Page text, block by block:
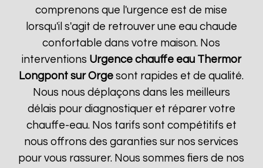
comprenons que l'urgence est de mise
lorsqu'il s'agit de retrouver une eau chaude
confortable dans votre maison. Nos
interventions Urgence chauffe eau Thermor
Longpont sur Orge sont rapides et de qualité.
Nous nous déplaçons dans les meilleurs
délais pour diagnostiquer et réparer votre
chauffe-eau. Nos tarifs sont compétitifs et
nous offrons des garanties sur nos services
pour vous rassurer. Nous sommes fiers de nos